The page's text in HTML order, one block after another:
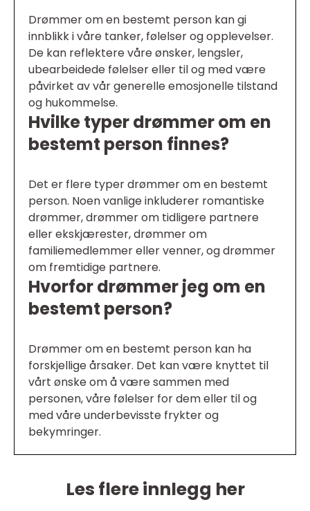
Drømmer om en bestemt person kan gi
innblikk i våre tanker, følelser og opplevelser.
De kan reflektere våre ønsker, lengsler,
ubearbeidede følelser eller til og med være
påvirket av vår generelle emosjonelle tilstand
og hukommelse.
Hvilke typer drømmer om en
bestemt person finnes?
Det er flere typer drømmer om en bestemt
person. Noen vanlige inkluderer romantiske
drømmer, drømmer om tidligere partnere
eller ekskjærester, drømmer om
familiemedlemmer eller venner, og drømmer
om fremtidige partnere.
Hvorfor drømmer jeg om en
bestemt person?
Drømmer om en bestemt person kan ha
forskjellige årsaker. Det kan være knyttet til
vårt ønske om å være sammen med
personen, våre følelser for dem eller til og
med våre underbevisste frykter og
bekymringer.
Les flere innlegg her